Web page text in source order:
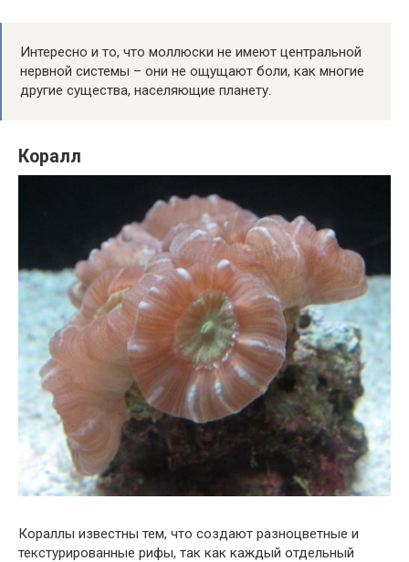
Интересно и то, что моллюски не имеют центральной
нервной системы – они не ощущают боли, как многие
другие существа, населяющие планету.
Коралл
Кораллы известны тем, что создают разноцветные и
текстурированные рифы, так как каждый отдельный